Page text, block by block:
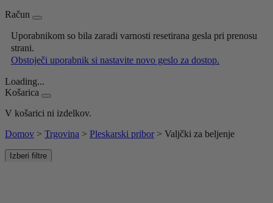
Račun
Uporabnikom so bila zaradi varnosti resetirana gesla pri prenosu
strani.
Obstoječi uporabnik si nastavite novo geslo za dostop.
Loading...
Košarica
V košarici ni izdelkov.
Domov > Trgovina > Pleskarski pribor > Valjčki za beljenje
Izberi filtre